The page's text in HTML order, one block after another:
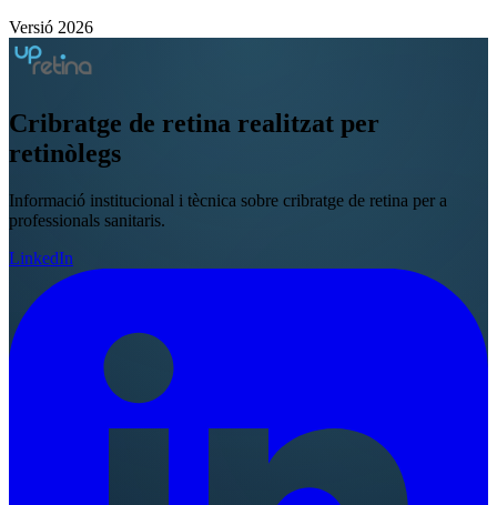
Versió 2026
Cribratge de retina realitzat per
retinòlegs
Informació institucional i tècnica sobre cribratge de retina per a
professionals sanitaris.
LinkedIn